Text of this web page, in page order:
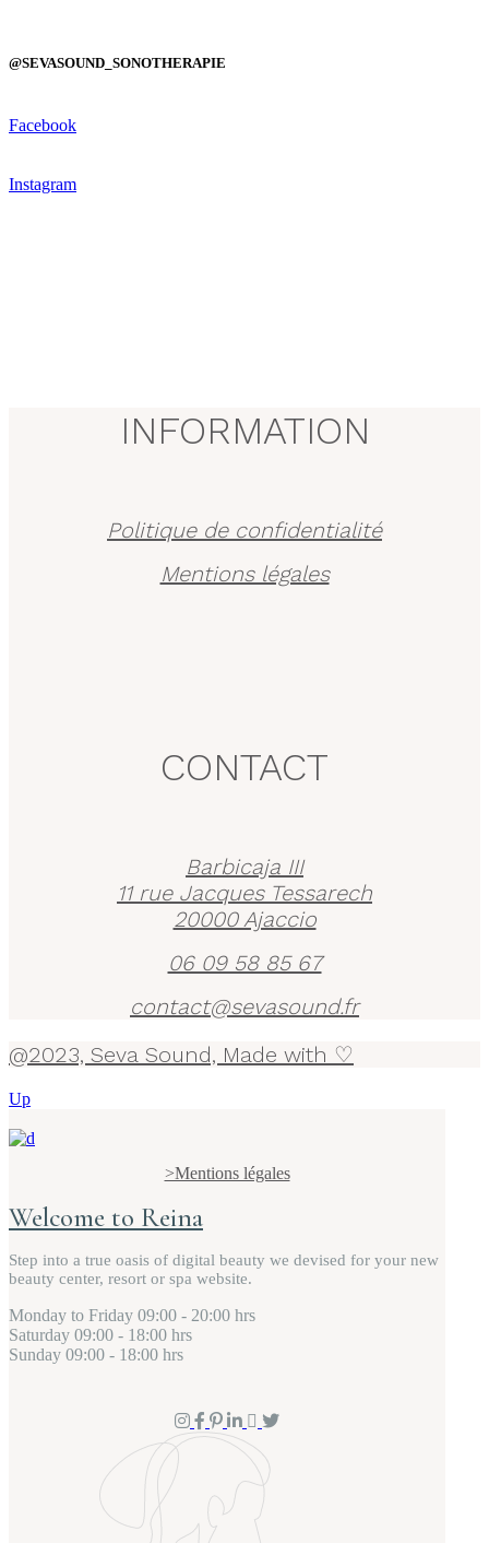
@SEVASOUND_SONOTHERAPIE
Facebook
Instagram
INFORMATION
Politique de confidentialité
Mentions légales
CONTACT
Barbicaja III
11 rue Jacques Tessarech
20000 Ajaccio
06 09 58 85 67
contact@sevasound.fr
@2023, Seva Sound, Made with ♡
Up
>Mentions légales
Welcome to Reina
Step into a true oasis of digital beauty we devised for your new
beauty center, resort or spa website.
Monday to Friday 09:00 - 20:00 hrs
Saturday 09:00 - 18:00 hrs
Sunday 09:00 - 18:00 hrs